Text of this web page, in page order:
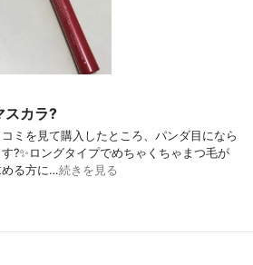
スカラ?
ミを見て購入したところ、パンダ目になら
?✨ロングタイプでめちゃくちゃまつ毛が
める方に…続きを見る